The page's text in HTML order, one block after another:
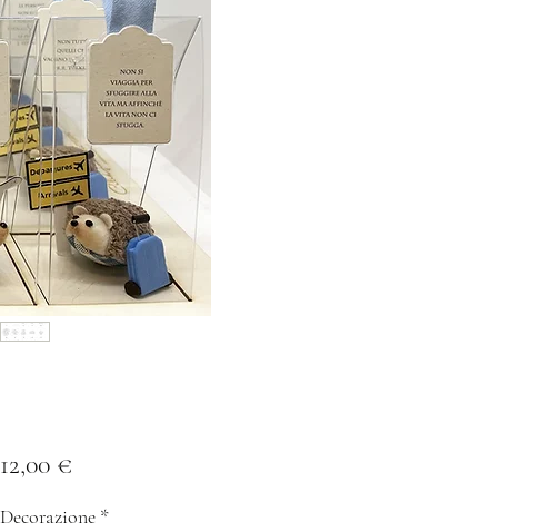
12,00 €Prezzo
Decorazione *